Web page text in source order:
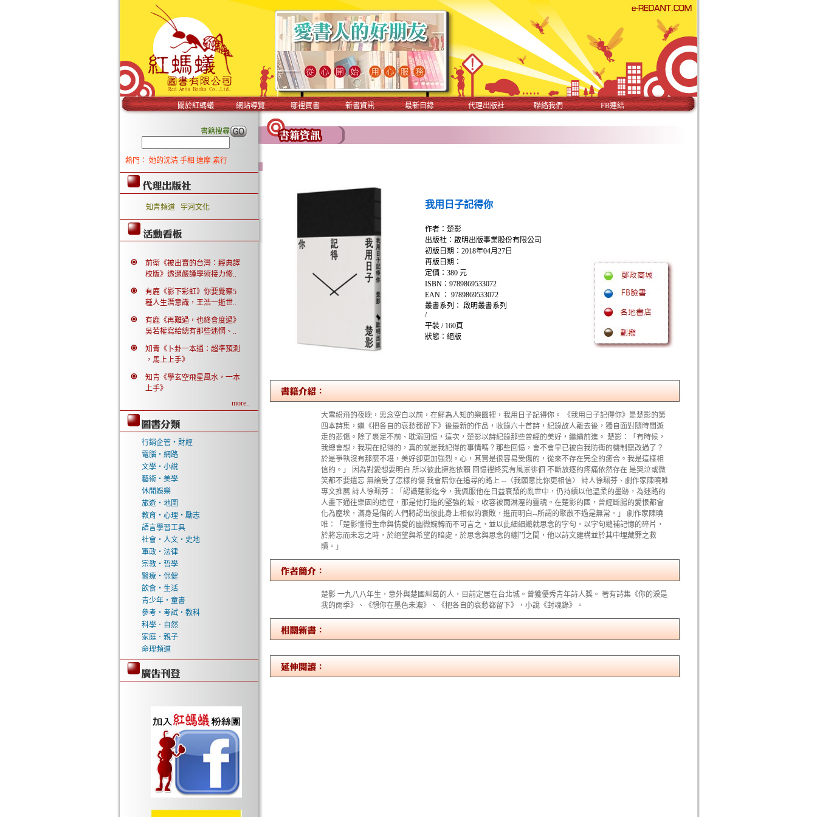
關於紅螞蟻 網站導覽 哪裡買書 新書資訊 最新目錄 代理出版社 聯絡我們 FB連結
書籍搜尋
熱門： 她的沈清 手相 達摩 素行
知青頻道 宇河文化
前衛《被出賣的台灣：經典譯
校版》透過嚴謹學術接力修..
有鹿《影下彩虹》你要覺察5
種人生潛意識，王浩一逝世..
有鹿《再難過，也終會度過》
吳若權寫給總有那些迷惘、..
知青《卜卦一本通：超準預測
，馬上上手》
知青《學玄空飛星風水，一本
上手》
more..
行銷企管‧財經
電腦‧網路
文學‧小說
藝術‧美學
休閒娛樂
旅遊‧地圖
教育‧心理‧勵志
語言學習工具
社會‧人文‧史地
軍政‧法律
宗教‧哲學
醫療‧保健
飲食‧生活
青少年‧童書
參考‧考試‧教科
科學．自然
家庭．親子
命理頻道
我用日子記得你
作者：楚影
出版社：啟明出版事業股份有限公司
初版日期：2018年04月27日
再版日期：
定價：380 元
ISBN：9789869533072
EAN ： 9789869533072
叢書系列： 啟明叢書系列
/
平裝 / 160頁
狀態：絕版
大雪紛飛的夜晚，思念空白以前，在鮮為人知的樂園裡，我用日子記得你。 《我用日子記得你》是楚影的第
四本詩集，繼《把各自的哀愁都留下》後最新的作品，收錄六十首詩，紀錄故人離去後，獨自面對隨時間遊
走的悲傷。除了裹足不前、耽溺回憶，這次，楚影以詩紀錄那些曾經的美好，繼續前進。 楚影：「有時候，
我總會想，我現在記得的，真的就是我記得的事情嗎？那些回憶，會不會早已被自我防衛的機制竄改過了？
於是爭執沒有那麼不堪，美好卻更加強烈。心，其實是很容易受傷的，從來不存在完全的癒合。我是這樣相
信的。」 因為對愛想要明白 所以彼此擁抱依賴 回憶裡終究有風景徘徊 不斷放逐的疼痛依然存在 是哭泣或微
笑都不要遺忘 無論受了怎樣的傷 我會陪你在追尋的路上 --〈我願意比你更相信〉 詩人徐珮芬、劇作家陳曉唯
專文推薦 詩人徐珮芬：「認識楚影迄今，我佩服他在日益衰頹的亂世中，仍持續以他溫柔的墨跡，為迷路的
人畫下通往樂園的途徑，那是他打造的堅強的城，收容被雨淋溼的靈魂。在楚影的國，曾經斷腸的愛恨都會
化為塵埃，滿身是傷的人們將認出彼此身上相似的衰敗，進而明白--所謂的聚散不過是無常。」 劇作家陳曉
唯：「楚影懂得生命與情愛的幽微婉轉而不可言之，並以此細細織就思念的字句，以字句縫補記憶的碎片，
於將忘而未忘之時，於絕望與希望的暗處，於思念與思念的纏鬥之間，他以詩文建構並於其中埋藏罪之救
贖。」
楚影 一九八八年生，意外與楚國糾葛的人，目前定居在台北城。曾獲優秀青年詩人獎。 著有詩集《你的淚是
我的雨季》、《想你在墨色未濃》、《把各自的哀愁都留下》，小說《封魂錄》。